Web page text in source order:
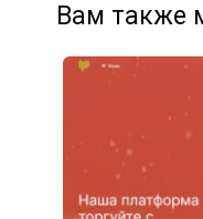
Вам также